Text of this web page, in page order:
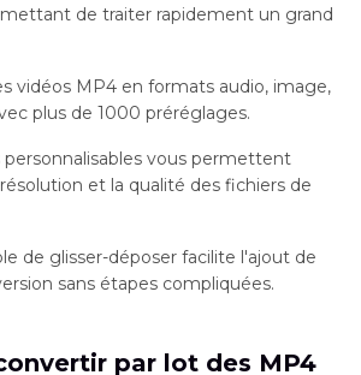
de traiter rapidement un grand
vidéos MP4 en formats audio, image,
plus de 1000 préréglages.
personnalisables vous permettent
et la qualité des fichiers de
de glisser-déposer facilite l'ajout de
sans étapes compliquées.
par lot des MP4